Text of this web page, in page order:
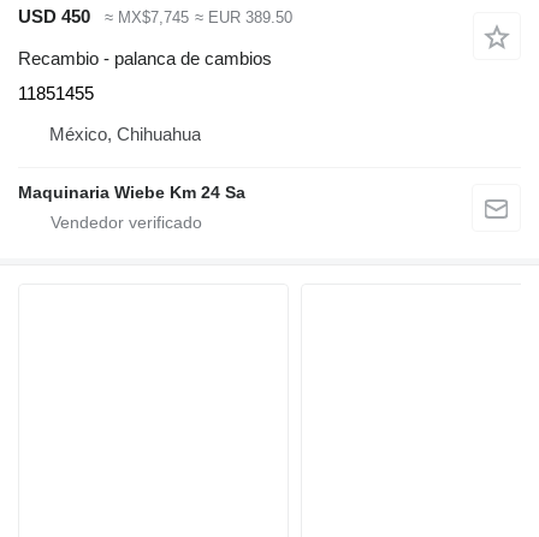
USD 450 ≈ MX$7,745 ≈ EUR 389.50
Recambio - palanca de cambios
11851455
México, Chihuahua
Maquinaria Wiebe Km 24 Sa